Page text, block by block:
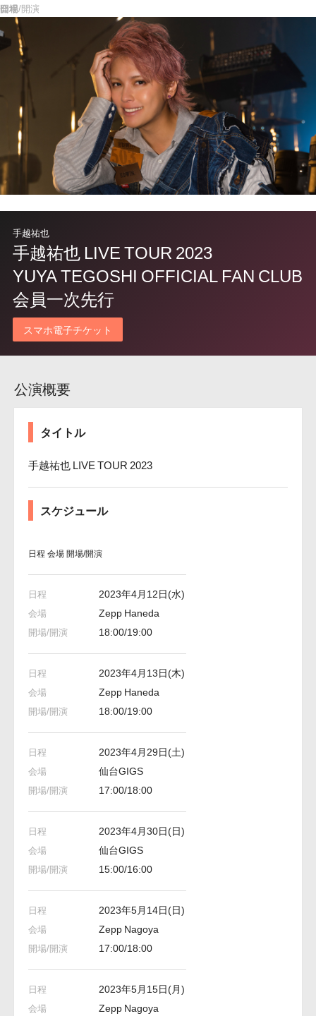
手越祐也
手越祐也 LIVE TOUR 2023
YUYA TEGOSHI OFFICIAL FAN CLUB
会員一次先行
スマホ電子チケット
公演概要
タイトル
手越祐也 LIVE TOUR 2023
スケジュール
日程 会場開場/開演
2023年4月12日(水)
Zepp Haneda
18:00/19:00
2023年4月13日(木)
Zepp Haneda
18:00/19:00
2023年4月29日(土)
仙台GIGS
17:00/18:00
2023年4月30日(日)
仙台GIGS
15:00/16:00
2023年5月14日(日)
Zepp Nagoya
17:00/18:00
2023年5月15日(月)
Zepp Nagoya